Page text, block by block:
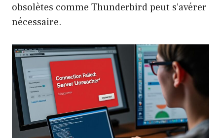
obsolètes comme Thunderbird peut s’avérer
nécessaire.